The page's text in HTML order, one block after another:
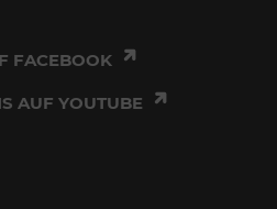
FACEBOOK
AUF YOUTUBE